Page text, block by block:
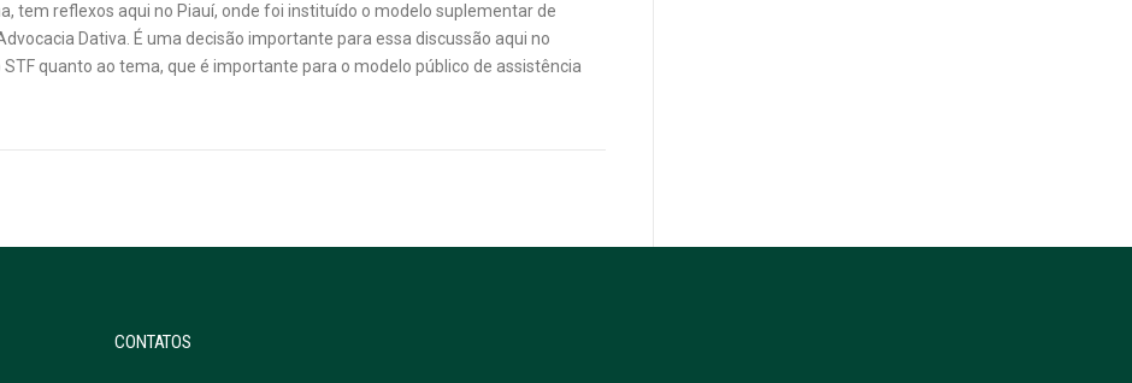
tem reflexos aqui no Piauí, onde foi instituído o modelo suplementar de
Dativa. É uma decisão importante para essa discussão aqui no
quanto ao tema, que é importante para o modelo público de assistência
CONTATOS